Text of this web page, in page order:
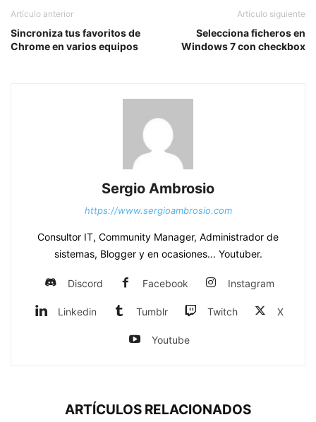
Artículo anterior
Sincroniza tus favoritos de
Chrome en varios equipos
Artículo siguiente
Selecciona ficheros en
Windows 7 con checkbox
Sergio Ambrosio
https://www.sergioambrosio.com
Consultor IT, Community Manager, Administrador de
sistemas, Blogger y en ocasiones... Youtuber.
Discord Facebook Instagram
Linkedin Tumblr Twitch X
Youtube
ARTÍCULOS RELACIONADOS